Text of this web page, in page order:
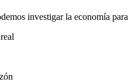
investigar la economía para